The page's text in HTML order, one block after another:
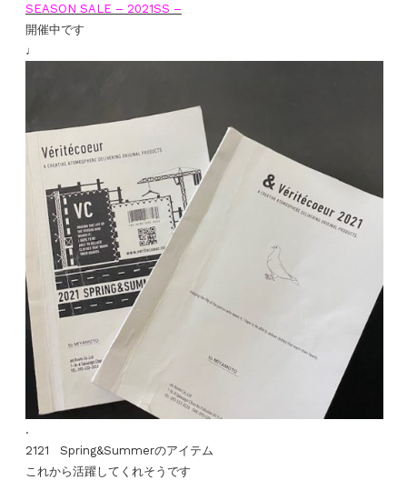
SEASON SALE – 2021SS –
開催中です
♩
.
2121 Spring&Summerのアイテム
これから活躍してくれそうです